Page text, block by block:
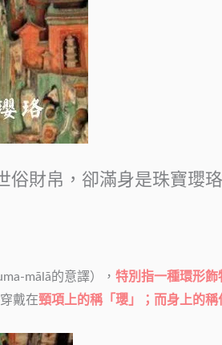
俗財帛，卻滿身是珠寶瓔
mālā的意譯）， 特別指一種環形飾
戴在頸項上的稱「瓔」；而身上的稱